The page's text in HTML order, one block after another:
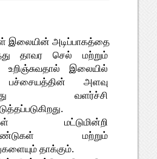
இலையின் அடிப்பாகத்தை
தாவர செல் மற்றும்
உறிஞ்சுவதால் இலையில்
அளவு
வளர்ச்சி
மட்டுமின்றி
மற்றும்
தாக்கும்.